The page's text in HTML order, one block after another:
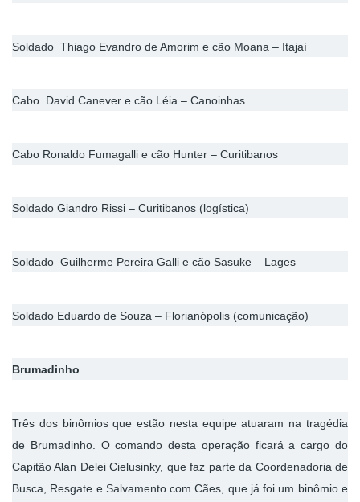
Soldado Thiago Evandro de Amorim e cão Moana – Itajaí
Cabo David Canever e cão Léia – Canoinhas
Cabo Ronaldo Fumagalli e cão Hunter – Curitibanos
Soldado Giandro Rissi – Curitibanos (logística)
Soldado Guilherme Pereira Galli e cão Sasuke – Lages
Soldado Eduardo de Souza – Florianópolis (comunicação)
Brumadinho
Três dos binômios que estão nesta equipe atuaram na tragédia
de Brumadinho. O comando desta operação ficará a cargo do
Capitão Alan Delei Cielusinky, que faz parte da Coordenadoria de
Busca, Resgate e Salvamento com Cães, que já foi um binômio e